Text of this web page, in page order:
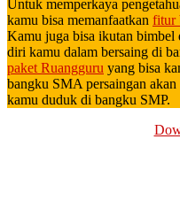
Untuk memperkaya
kamu bisa memanfaatkan fitur
Kamu juga bisa ikutan bimbel
diri kamu dalam bersaing di
paket Ruangguru yang bisa
bangku SMA persaingan akan
kamu duduk di bangku SMP.